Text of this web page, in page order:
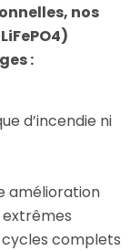
nos
:
d’incendie ni
amélioration
cycles complets